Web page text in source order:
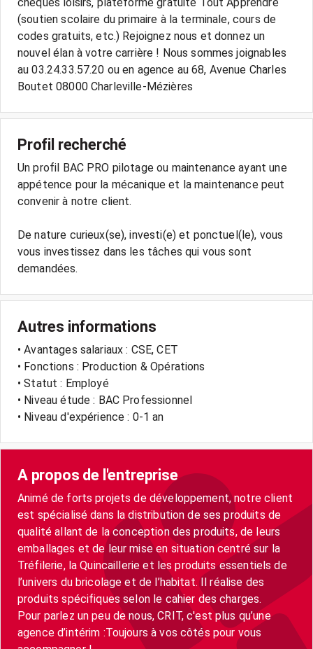
(soutien scolaire du primaire à la terminale, cours de
codes gratuits, etc.) Rejoignez nous et donnez un
nouvel élan à votre carrière ! Nous sommes joignables
au 03.24.33.57.20 ou en agence au 68, Avenue Charles
Boutet 08000 Charleville-Mézières
Profil recherché
Un profil BAC PRO pilotage ou maintenance ayant une
appétence pour la mécanique et la maintenance peut
convenir à notre client.
De nature curieux(se), investi(e) et ponctuel(le), vous
vous investissez dans les tâches qui vous sont
Autres informations
• Avantages salariaux : CSE, CET
• Fonctions : Production & Opérations
• Statut : Employé
• Niveau étude : BAC Professionnel
• Niveau d'expérience : 0-1 an
A propos de l'entreprise
Animé de forts projets de développement, notre client
est spécialisé dans la distribution de ses produits de
qualité allant de la conception des produits, de leurs
emballages et de leur mise en situation centré sur la
Tréfilerie, la Quincaillerie et les produits essentiels de
l’univers du bricolage et de l’habitat. Il réalise des
produits spécifiques selon le cahier des charges.
Pour parlez un peu de nous, CRIT, c'est plus qu’une
agence d’intérim :Toujours à vos côtés pour vous